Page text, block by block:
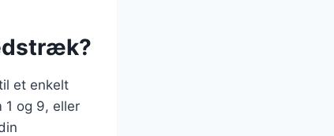
et enkelt
og 9, eller